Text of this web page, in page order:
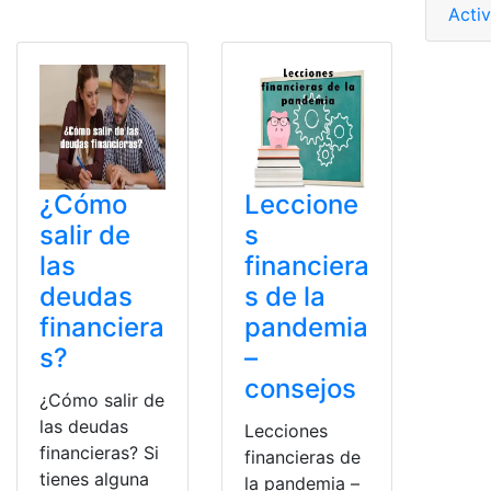
¿Cómo
salir de
las
deudas
financiera
s?
¿Cómo salir de
las deudas
financieras? Si
tienes alguna
Leccione
s
financiera
s de la
pandemia
–
consejos
Lecciones
financieras de
la pandemia –